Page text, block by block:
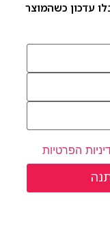
עדכון כשהמוצר
הפרטיות